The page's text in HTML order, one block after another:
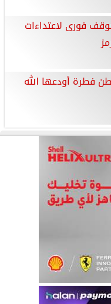
فورى لاعتداءات
فطرة أودعها الله